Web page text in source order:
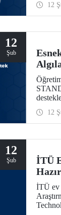
Avrupa
12
12
Şub
12
12
Şub
İTÜ
İTÜ ev